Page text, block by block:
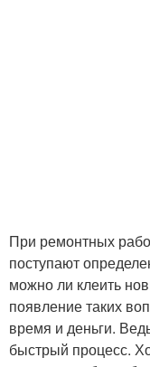
При ремонтных
поступают
можно ли клеить
появление таких
время и деньги.
быстрый процесс.